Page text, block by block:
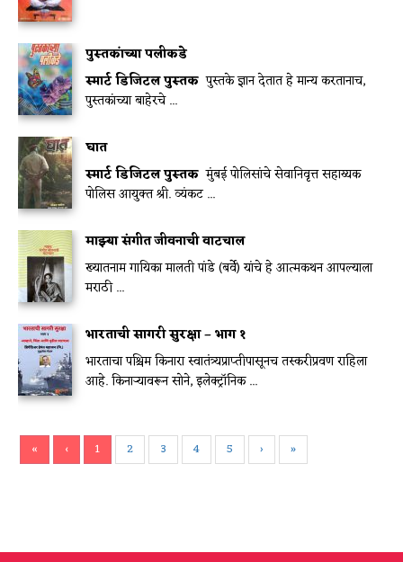
पुस्तकांच्या पलीकडे
स्मार्ट डिजिटल पुस्तक पुस्तके ज्ञान देतात हे मान्य करतानाच,
पुस्तकांच्या बाहेरचे ...
घात
स्मार्ट डिजिटल पुस्तक मुंबई पोलिसांचे सेवानिवृत्त सहाय्यक
पोलिस आयुक्त श्री. व्यंकट ...
माझ्या संगीत जीवनाची वाटचाल
ख्यातनाम गायिका मालती पांडे (बर्वे) यांचे हे आत्मकथन आपल्याला
मराठी ...
भारताची सागरी सुरक्षा – भाग १
भारताचा पश्चिम किनारा स्वातंत्र्यप्राप्तीपासूनच तस्करीप्रवण राहिला
आहे. किनाऱ्यावरून सोने, इलेक्ट्रॉनिक ...
« ‹ 1 2 3 4 5 › »